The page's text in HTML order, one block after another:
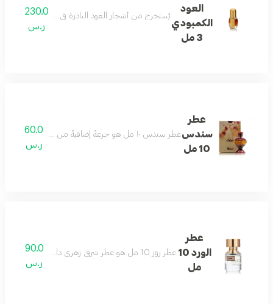
العود
الكمبودي
3 مل
يُستخرج من أشجار العود النادرة في كمبوديا، وقد مزج
230.0
ر.س
عطر
سندس
10 مل
عطر سندس ١٠ مل هو جرعةٌ إضافيةٌ من النفحات الشرقية. انغمس في عبير الفواكه الحلو والجريء، مع قاعدته من عبير الخشب المسكي.
60.0
ر.س
عطر
الورد 10
مل
عطر روز 10 مل هو عطر شرقي زهري دافئ. عبوته الأنيقة والبسيطة ستأسرك فورًا.
90.0
ر.س